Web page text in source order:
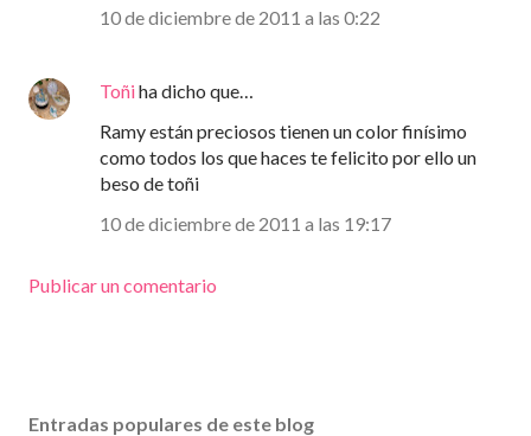
10 de diciembre de 2011 a las 0:22
Toñiha dicho que…
Ramy están preciosos tienen un color finísimo
como todos los que haces te felicito por ello un
beso de toñi
10 de diciembre de 2011 a las 19:17
Publicar un comentario
Entradas populares de este blog